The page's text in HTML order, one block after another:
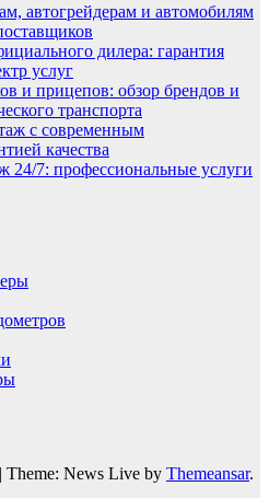
автогрейдерам и автомобилям
дилера: гарантия
услуг
и прицепов: обзор брендов и
транспорта
с современным
качества
7: профессиональные услуги
| Theme: News Live by Themeansar.